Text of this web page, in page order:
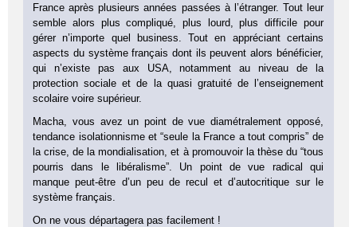
France après plusieurs années passées à l’étranger. Tout leur
semble alors plus compliqué, plus lourd, plus difficile pour
gérer n’importe quel business. Tout en appréciant certains
aspects du système français dont ils peuvent alors bénéficier,
qui n’existe pas aux USA, notamment au niveau de la
protection sociale et de la quasi gratuité de l’enseignement
scolaire voire supérieur.
Macha, vous avez un point de vue diamétralement opposé,
tendance isolationnisme et “seule la France a tout compris” de
la crise, de la mondialisation, et à promouvoir la thèse du “tous
pourris dans le libéralisme”. Un point de vue radical qui
manque peut-être d’un peu de recul et d’autocritique sur le
système français.
On ne vous départagera pas facilement !